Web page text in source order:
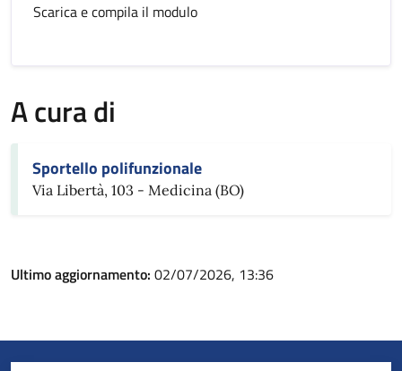
Scarica e compila il modulo
A cura di
Sportello polifunzionale
Via Libertà, 103 - Medicina (BO)
Ultimo aggiornamento: 02/07/2026, 13:36